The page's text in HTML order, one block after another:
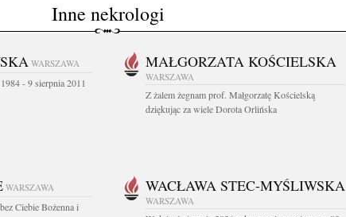
Inne nekrologi
WARSZAWA
- 9 sierpnia 2011
MAŁGORZATA KOŚCIELSKA
WARSZAWA
Z żalem żegnam prof. Małgorzatę Kościelską
dziękując za wiele Dorota Orlińska
WARSZAWA
Ciebie Bożenna i
WACŁAWA STEC-MYŚLIWSKA
WARSZAWA